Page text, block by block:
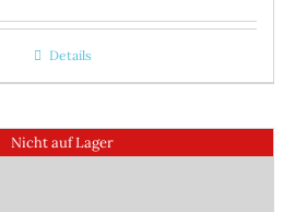
Details
Nicht auf Lager